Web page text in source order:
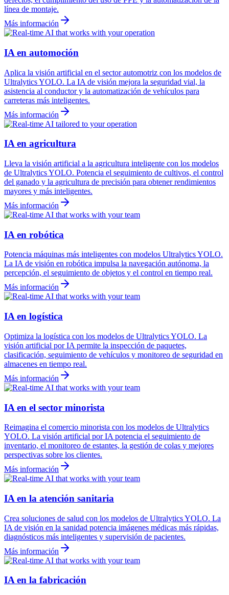
línea de montaje.
Más información
IA en automoción
Aplica la visión artificial en el sector automotriz con los modelos de
Ultralytics YOLO. La IA de visión mejora la seguridad vial, la
asistencia al conductor y la automatización de vehículos para
carreteras más inteligentes.
Más información
IA en agricultura
Lleva la visión artificial a la agricultura inteligente con los modelos
de Ultralytics YOLO. Potencia el seguimiento de cultivos, el control
del ganado y la agricultura de precisión para obtener rendimientos
mayores y más inteligentes.
Más información
IA en robótica
Potencia máquinas más inteligentes con modelos Ultralytics YOLO.
La IA de visión en robótica impulsa la navegación autónoma, la
percepción, el seguimiento de objetos y el control en tiempo real.
Más información
IA en logística
Optimiza la logística con los modelos de Ultralytics YOLO. La
visión artificial por IA permite la inspección de paquetes,
clasificación, seguimiento de vehículos y monitoreo de seguridad en
almacenes en tiempo real.
Más información
IA en el sector minorista
Reimagina el comercio minorista con los modelos de Ultralytics
YOLO. La visión artificial por IA potencia el seguimiento de
inventario, el monitoreo de estantes, la gestión de colas y mejores
perspectivas sobre los clientes.
Más información
IA en la atención sanitaria
Crea soluciones de salud con los modelos de Ultralytics YOLO. La
IA de visión en la sanidad potencia imágenes médicas más rápidas,
diagnósticos más inteligentes y supervisión de pacientes.
Más información
IA en la fabricación